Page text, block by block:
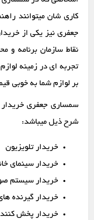
کاری شان میتوانند
جعفری نیز یکی از
نقاط سازمان برنامه و
تجربه ای در زمینه
بر لوازم شما به خوبی
سمساری جعفری خریدار
شرح ذیل میباشد:
خریدار تلویزیون
خریدار سینمای
خریدار سیستم
خریدار گیرنده
خریدار پخش